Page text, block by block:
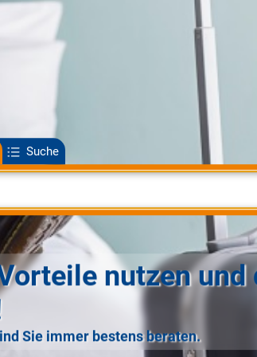
Suche
nutzen und
Sie immer bestens beraten.